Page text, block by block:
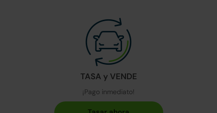
TASA y VENDE
¡Pago inmediato!